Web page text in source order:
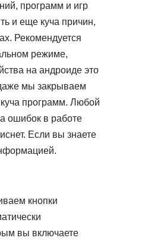
программ и игр
и еще куча причин,
Рекомендуется
режиме,
на андроиде это
мы закрываем
программ. Любой
ошибок в работе
Если вы знаете
кнопки
вы включаете